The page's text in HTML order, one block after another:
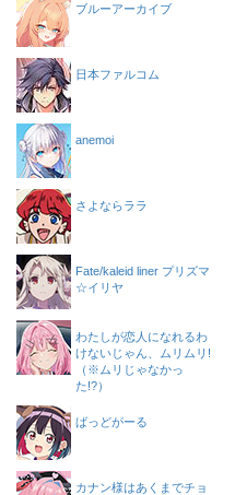
ブルーアーカイブ
日本ファルコム
anemoi
さよならララ
Fate/kaleid liner プリズマ
☆イリヤ
わたしが恋人になれるわ
けないじゃん、ムリムリ!
（※ムリじゃなかっ
た!?）
ばっどがーる
カナン様はあくまでチョ